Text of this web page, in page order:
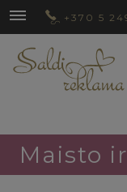
+370 5